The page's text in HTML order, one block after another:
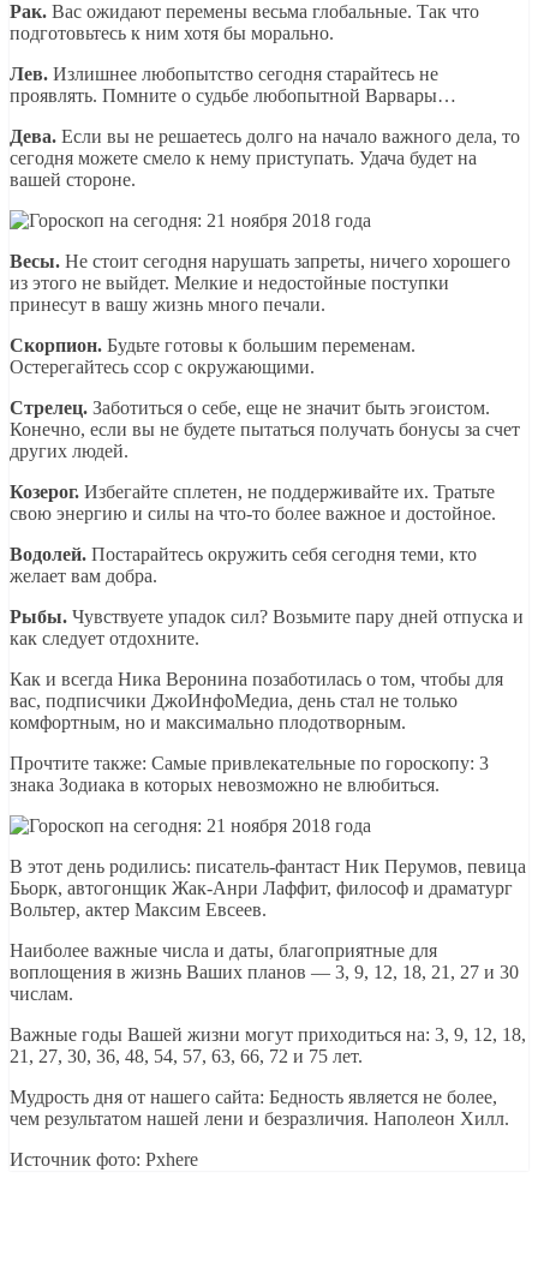
Рак. Вас ожидают перемены весьма глобальные. Так что
подготовьтесь к ним хотя бы морально.
Лев. Излишнее любопытство сегодня старайтесь не
проявлять. Помните о судьбе любопытной Варвары…
Дева. Если вы не решаетесь долго на начало важного дела, то
сегодня можете смело к нему приступать. Удача будет на
вашей стороне.
Весы. Не стоит сегодня нарушать запреты, ничего хорошего
из этого не выйдет. Мелкие и недостойные поступки
принесут в вашу жизнь много печали.
Скорпион. Будьте готовы к большим переменам.
Остерегайтесь ссор с окружающими.
Стрелец. Заботиться о себе, еще не значит быть эгоистом.
Конечно, если вы не будете пытаться получать бонусы за счет
других людей.
Козерог. Избегайте сплетен, не поддерживайте их. Тратьте
свою энергию и силы на что-то более важное и достойное.
Водолей. Постарайтесь окружить себя сегодня теми, кто
желает вам добра.
Рыбы. Чувствуете упадок сил? Возьмите пару дней отпуска и
как следует отдохните.
Как и всегда Ника Веронина позаботилась о том, чтобы для
вас, подписчики ДжоИнфоМедиа, день стал не только
комфортным, но и максимально плодотворным.
Прочтите также: Самые привлекательные по гороскопу: 3
знака Зодиака в которых невозможно не влюбиться.
В этот день родились: писатель-фантаст Ник Перумов, певица
Бьорк, автогонщик Жак-Анри Лаффит, философ и драматург
Вольтер, актер Максим Евсеев.
Наиболее важные числа и даты, благоприятные для
воплощения в жизнь Ваших планов — 3, 9, 12, 18, 21, 27 и 30
числам.
Важные годы Вашей жизни могут приходиться на: 3, 9, 12, 18,
21, 27, 30, 36, 48, 54, 57, 63, 66, 72 и 75 лет.
Мудрость дня от нашего сайта: Бедность является не более,
чем результатом нашей лени и безразличия. Наполеон Хилл.
Источник фото: Pxhere